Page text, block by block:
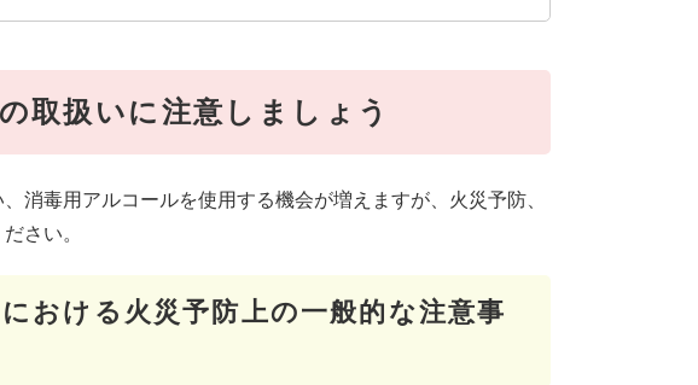
取扱いに注意しましょう
消毒用アルコールを使用する機会が増えますが、火災予防、
さい。
おける火災予防上の一般的な注意事